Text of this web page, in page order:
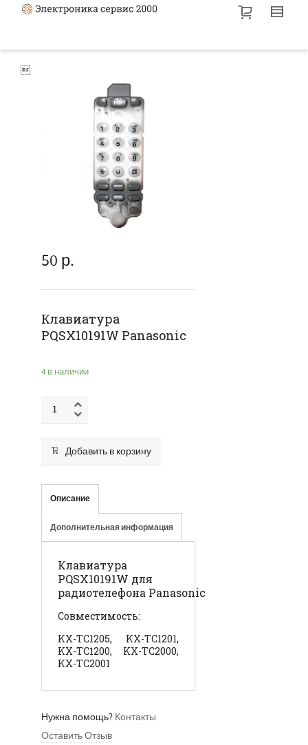

50 р.
Клавиатура
PQSX10191W Panasonic
4 в наличии
Добавить в корзину
Описание
Дополнительная информация
Клавиатура
PQSX10191W для
радиотелефона Panasonic
Совместимость:
KX-TC1205, KX-TC1201,
KX-TC1200, KX-TC2000,
KX-TC2001
Нужна помощь? Контакты
Оставить Отзыв